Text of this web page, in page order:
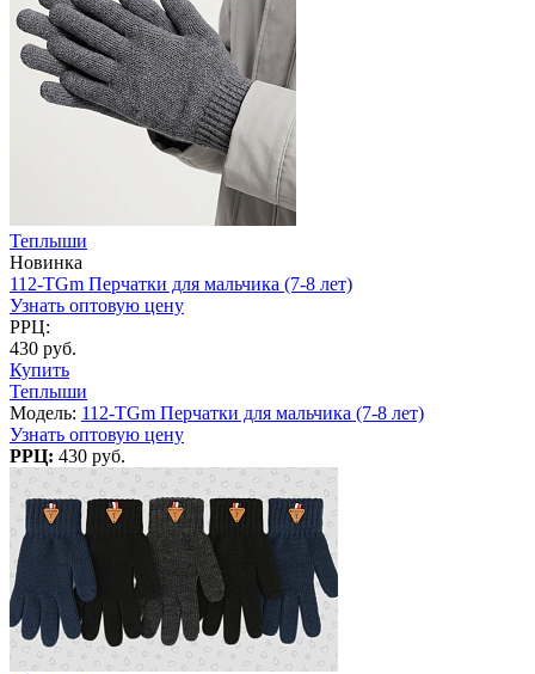
Теплыши
Новинка
112-TGm Перчатки для мальчика (7-8 лет)
Узнать оптовую цену
РРЦ:
430 руб.
Купить
Теплыши
Модель: 112-TGm Перчатки для мальчика (7-8 лет)
Узнать оптовую цену
РРЦ: 430 руб.